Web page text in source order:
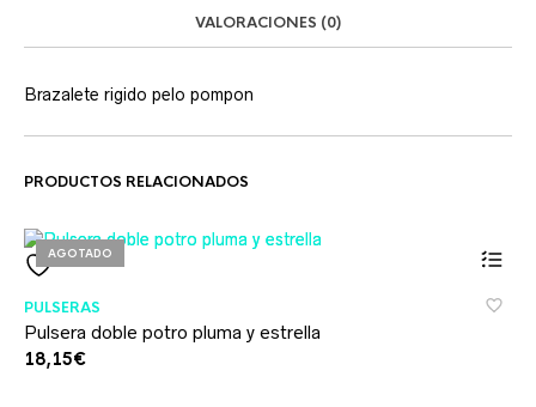
VALORACIONES (0)
Brazalete rigido pelo pompon
PRODUCTOS RELACIONADOS
AGOTADO
PULSERAS
Pulsera doble potro pluma y estrella
18,15€